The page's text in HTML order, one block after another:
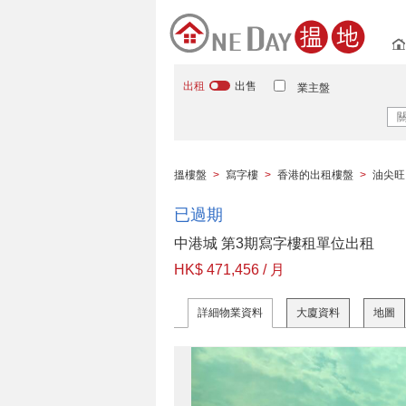
出租 出售 業主盤
搵樓盤 > 寫字樓 > 香港的出租樓盤 > 油尖旺
已過期
中港城 第3期寫字樓租單位出租
HK$ 471,456 / 月
詳細物業資料 大廈資料 地圖